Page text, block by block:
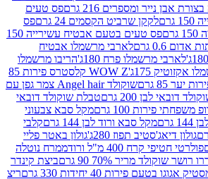
216 גרם
פס טעים
שרביט הקסמים 24 גרם
פס
פס טעים בטעם אבטיח עשירייה 150
לארבי מרשמלו אבטיח
פרח 180ג'
הריבו מרשמלו
WOW Z קלסטרס פירות 85
שוקולד Angel hair צמר גפן עם
גרם
טבלת שוקולד דובאי
מקל סבא צבעוני
מקל סבא ורוד לבן 144 גרם
קלבי
תפוז 280ג'
גולון באטר פליי
מ"ל ורוד
ממרח נוטלה
70% 90 גרם
ביצת קינדר
40 יחידות 330 גרם
ריצ